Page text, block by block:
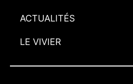
ACTUALITÉS
LE VIVIER